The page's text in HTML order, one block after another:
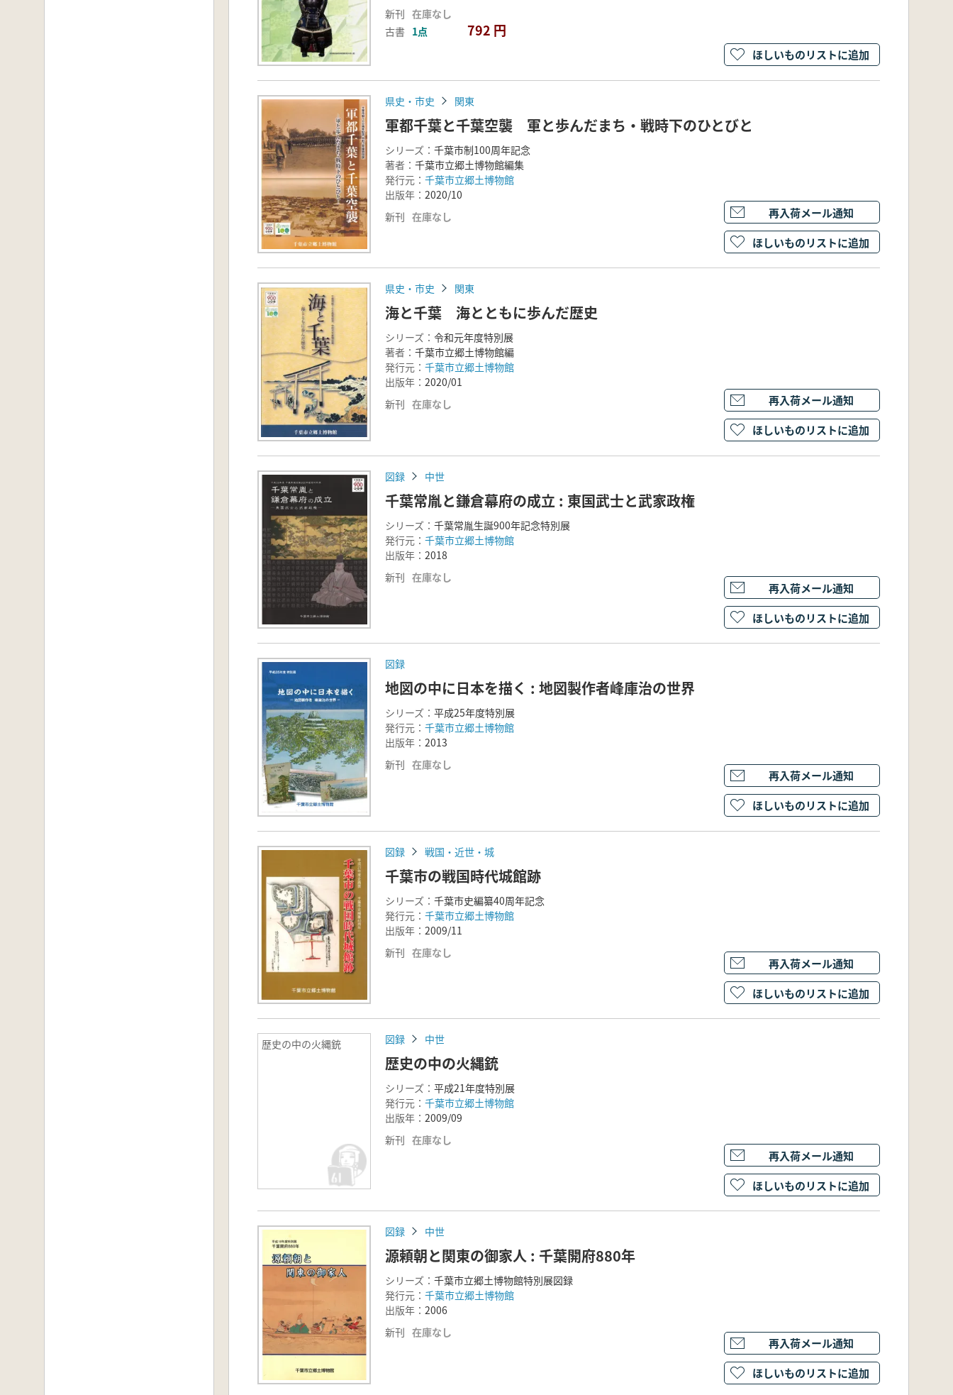
新刊 在庫なし
古書 1点 792 円
ほしいものリストに追加
県史・市史 関東
軍都千葉と千葉空襲 軍と歩んだまち・戦時下のひとびと
シリーズ： 千葉市制100周年記念
著者： 千葉市立郷土博物館編集
発行元： 千葉市立郷土博物館
出版年： 2020/10
新刊 在庫なし
再入荷メール通知
ほしいものリストに追加
県史・市史 関東
海と千葉 海とともに歩んだ歴史
シリーズ： 令和元年度特別展
著者： 千葉市立郷土博物館編
発行元： 千葉市立郷土博物館
出版年： 2020/01
新刊 在庫なし
再入荷メール通知
ほしいものリストに追加
図録 中世
千葉常胤と鎌倉幕府の成立 : 東国武士と武家政権
シリーズ： 千葉常胤生誕900年記念特別展
発行元： 千葉市立郷土博物館
出版年： 2018
新刊 在庫なし
再入荷メール通知
ほしいものリストに追加
図録
地図の中に日本を描く : 地図製作者峰庫治の世界
シリーズ： 平成25年度特別展
発行元： 千葉市立郷土博物館
出版年： 2013
新刊 在庫なし
再入荷メール通知
ほしいものリストに追加
図録 戦国・近世・城
千葉市の戦国時代城館跡
シリーズ： 千葉市史編纂40周年記念
発行元： 千葉市立郷土博物館
出版年： 2009/11
新刊 在庫なし
再入荷メール通知
ほしいものリストに追加
歴史の中の火縄銃 図録 中世
歴史の中の火縄銃
シリーズ： 平成21年度特別展
発行元： 千葉市立郷土博物館
出版年： 2009/09
新刊 在庫なし
再入荷メール通知
ほしいものリストに追加
図録 中世
源頼朝と関東の御家人 : 千葉開府880年
シリーズ： 千葉市立郷土博物館特別展図録
発行元： 千葉市立郷土博物館
出版年： 2006
新刊 在庫なし
再入荷メール通知
ほしいものリストに追加